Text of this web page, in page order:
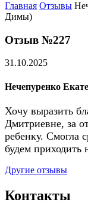
Главная Отзывы
Димы)
Отзыв №227
31.10.2025
Нечепуренко
Хочу выразить
Дмитриевне, за
ребенку. Смогла
будем приходить
Другие отзывы
Контакты